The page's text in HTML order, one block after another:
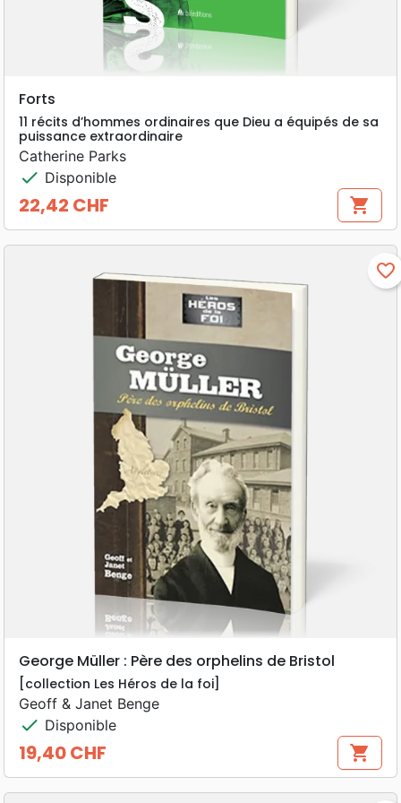
Forts
11 récits d’hommes ordinaires que Dieu a équipés de sa
puissance extraordinaire
Catherine Parks
check Disponible
Prix
22,42 CHF shopping_cart
favorite_border
George Müller : Père des orphelins de Bristol
[collection Les Héros de la foi]
Geoff & Janet Benge
check Disponible
Prix
19,40 CHF shopping_cart